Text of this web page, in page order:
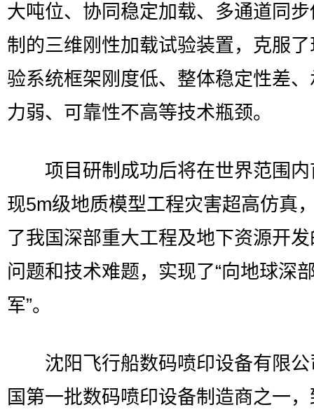
大吨位、协同稳定加载、多通道同
制的三维刚性加载试验装置，克服
验系统框架刚度低、整体稳定性差
力弱、可靠性不高等技术瓶颈。
项目研制成功后将在世界范围内
现5m级地质模型工程灾害超高仿真
了我国深部重大工程及地下资源开
问题和技术难题，实现了“向地球深
军”。
沈阳飞行船数码喷印设备有限公
国第一批数码喷印设备制造商之一